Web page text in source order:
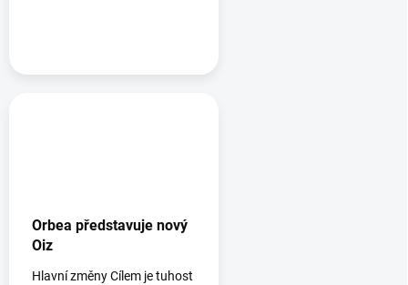
Orbea představuje nový
Oiz
Hlavní změny Cílem je tuhost